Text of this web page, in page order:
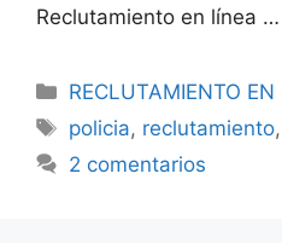
Reclutamiento en línea …
Categorías
RECLUTAMIENTO EN
Etiquetas
policia, reclutamiento,
2 comentarios